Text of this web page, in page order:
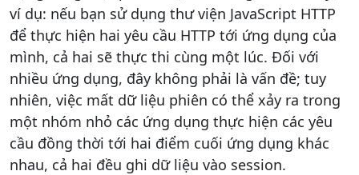
ví dụ: nếu bạn sử dụng thư viện JavaScript HTTP
để thực hiện hai yêu cầu HTTP tới ứng dụng của
mình, cả hai sẽ thực thi cùng một lúc. Đối với
nhiều ứng dụng, đây không phải là vấn đề; tuy
nhiên, việc mất dữ liệu phiên có thể xảy ra trong
một nhóm nhỏ các ứng dụng thực hiện các yêu
cầu đồng thời tới hai điểm cuối ứng dụng khác
nhau, cả hai đều ghi dữ liệu vào session.